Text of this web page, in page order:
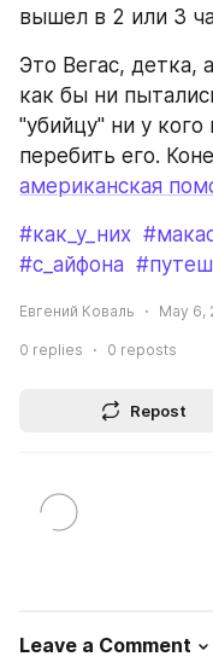
вышел в 2 или 3
Это Вегас, детка,
как бы ни
"убийцу" ни у
американская
#как_у_них
#с_айфона
Евгений Коваль May 6,
0 replies 0 reposts
Repost
Leave a Comment